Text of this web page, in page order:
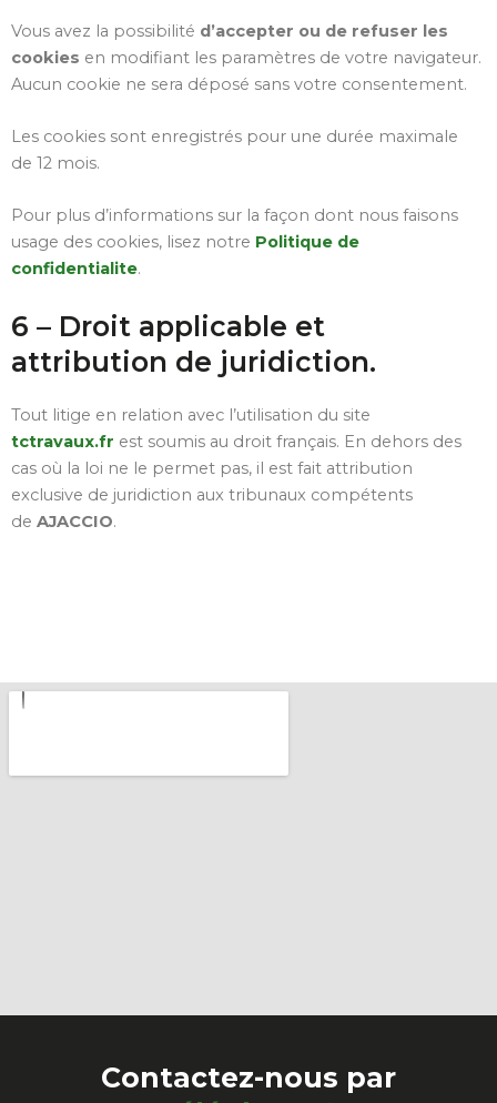
Vous avez la possibilité d’accepter ou de refuser les
cookies en modifiant les paramètres de votre navigateur.
Aucun cookie ne sera déposé sans votre consentement.
Les cookies sont enregistrés pour une durée maximale
de 12 mois.
Pour plus d’informations sur la façon dont nous faisons
usage des cookies, lisez notre Politique de
confidentialite.
6 – Droit applicable et
attribution de juridiction.
Tout litige en relation avec l’utilisation du site
tctravaux.fr est soumis au droit français. En dehors des
cas où la loi ne le permet pas, il est fait attribution
exclusive de juridiction aux tribunaux compétents
de AJACCIO.
Contactez-nous par